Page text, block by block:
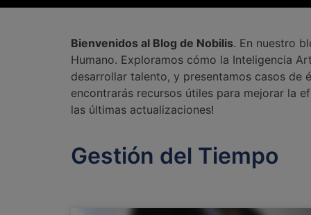
Bienvenidos al Blog de Nobilis. En nuestro
Humano. Exploramos cómo la Inteligencia
desarrollar talento, y presentamos casos de
encontrarás recursos útiles para mejorar la
las últimas actualizaciones!
Gestión del Tiempo